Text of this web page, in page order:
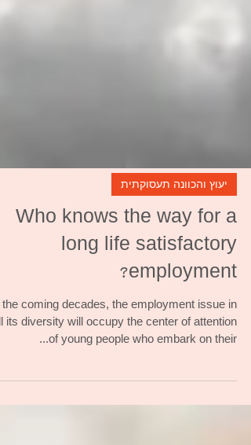
יעוץ והכוונה תעסוקתית
Who knows the way for a
long life satisfactory
employment?
the coming decades, the employment issue in